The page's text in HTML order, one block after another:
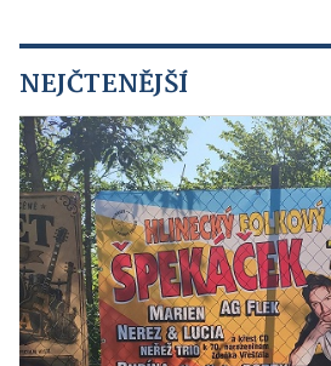
NEJČTENĚJŠÍ